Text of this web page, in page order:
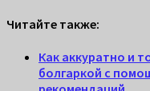
Читайте также:
Как аккуратно и
болгаркой с